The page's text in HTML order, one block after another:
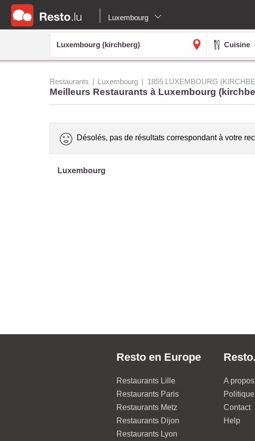
Luxembourg
Cuisine
Restaurants Luxembourg 1855 LUXEMBOURG
Meilleurs Restaurants à Luxembourg
Désolés, pas de résultats correspondant à votre
Luxembourg
Resto en Europe
Restaurants Lille
Restaurants Paris
Restaurants Metz
Restaurants Dijon
Restaurants Lyon
A
Contact
Help